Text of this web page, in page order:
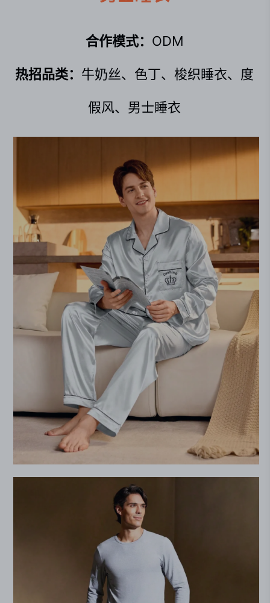
合作模式： ODM
热招品类： 牛奶丝、色丁、梭织睡衣、度
假风、男士睡衣